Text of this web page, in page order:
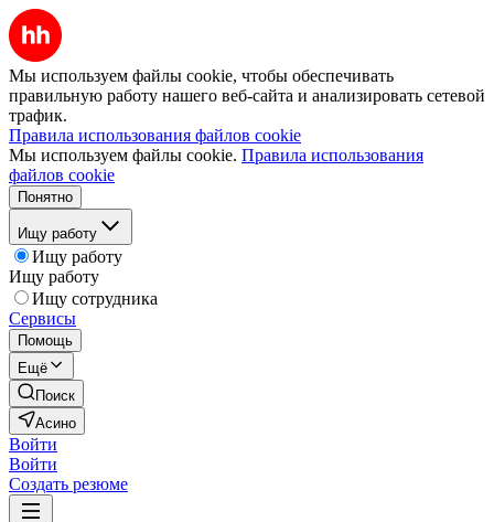
Мы используем файлы cookie, чтобы обеспечивать
правильную работу нашего веб-сайта и анализировать сетевой
трафик.
Правила использования файлов cookie
Мы используем файлы cookie. Правила использования
файлов cookie
Понятно
Ищу работу
Ищу работу
Ищу работу
Ищу сотрудника
Сервисы
Помощь
Ещё
Поиск
Асино
Войти
Войти
Создать резюме